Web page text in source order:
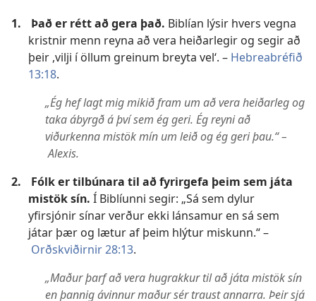
1. Það er rétt að gera það. Biblían lýsir hvers vegna
kristnir menn reyna að vera heiðarlegir og segir að
þeir ,vilji í öllum greinum breyta vel‘. – Hebreabréfið
13:18.
„Ég hef lagt mig mikið fram um að vera heiðarleg og
taka ábyrgð á því sem ég geri. Ég reyni að
viðurkenna mistök mín um leið og ég geri þau.“ –
Alexis.
2.
Fólk er tilbúnara til að fyrirgefa þeim sem játa
mistök sín. Í Biblíunni segir: „Sá sem dylur
yfirsjónir sínar verður ekki lánsamur en sá sem
játar þær og lætur af þeim hlýtur miskunn.“ –
Orðskviðirnir 28:13.
„Maður þarf að vera hugrakkur til að játa mistök sín
en þannig ávinnur maður sér traust annarra. Þeir sjá